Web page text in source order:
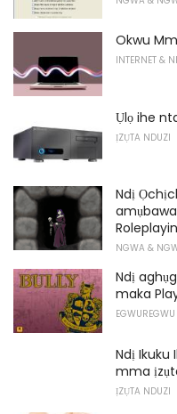
Okwu
INTERNET &
Ụlọ ihe
ỊZỤTA NDUZI
Ndị
NGWA &
Ndị
maka
EGWUREGWU
Ndị Ikuku
mma
ỊZỤTA NDUZI